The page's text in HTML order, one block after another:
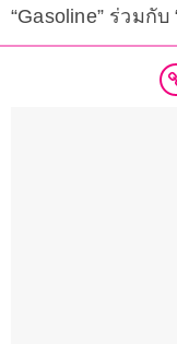
“Gasoline” ร่วมกับ